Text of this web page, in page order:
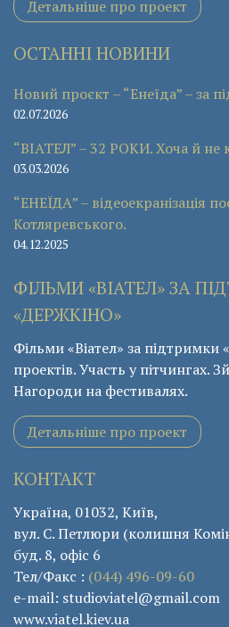
Детальніше про проект
ОСТАННІ НОВИНИ
Новий проєкт – “Енеїда” – за
02.07.2026
“ВІАТЕЛ” – 32 РОКИ. Хоча й не
03.03.2026
“ЕНЕЇДА” – відеоекранізація
Котляревського.
04.12.2025
ФІЛЬМИ «ВІАТЕЛ» ЗА
«ДЕРЖКІНО»
Фільми «Віател» за підтримки
проектів. Участь у пітчингах.
Нагороди на фестивалях.
Детальніше про проект
КОНТАКТ
Україна, 01032, Київ,
вул. С. Петлюри (колишня
буд. 8, офіс 6
Тел/Факс : (044) 496-09-60
e-mail: studioviatel@gmail.com
www.viatel.kiev.ua